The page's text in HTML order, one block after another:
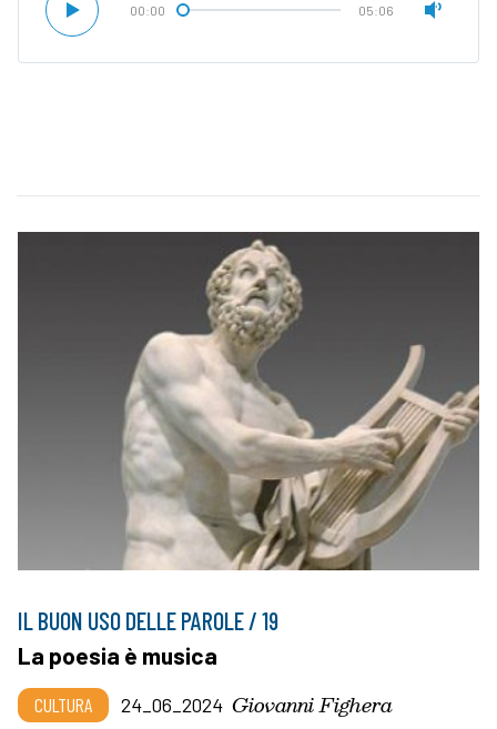
00:00 05:06
IL BUON USO DELLE PAROLE / 19
La poesia è musica
CULTURA 24_06_2024 Giovanni Fighera